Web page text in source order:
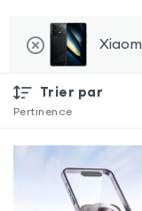
Trier par
Pertinence